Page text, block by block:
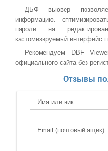
ДБФ вьювер
информацию,
пароли на
кастомизируемый интерфейс
Рекомендуем DBF
официального сайта без
Отзывы
Имя или ник:
Email (почтовый ящик):